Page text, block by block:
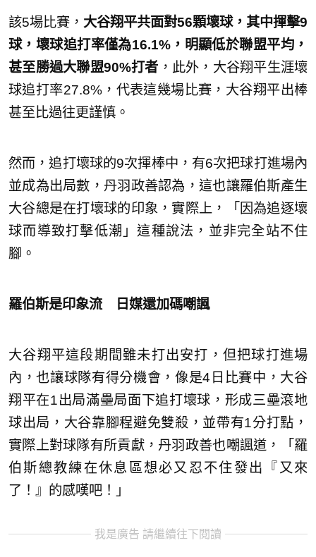
該5場比賽， 大谷翔平共面對56顆壞球，其中揮擊9
球，壞球追打率僅為16.1%，明顯低於聯盟平均，
甚至勝過大聯盟90%打者 ，此外，大谷翔平生涯壞
球追打率27.8%，代表這幾場比賽，大谷翔平出棒
甚至比過往更謹慎。
然而，追打壞球的9次揮棒中，有6次把球打進場內
並成為出局數，丹羽政善認為，這也讓羅伯斯產生
大谷總是在打壞球的印象，實際上，「因為追逐壞
球而導致打擊低潮」這種說法，並非完全站不住
腳。
羅伯斯是印象流 日媒還加碼嘲諷
大谷翔平這段期間雖未打出安打，但把球打進場
內，也讓球隊有得分機會，像是4日比賽中，大谷
翔平在1出局滿壘局面下追打壞球，形成三壘滾地
球出局，大谷靠腳程避免雙殺，並帶有1分打點，
實際上對球隊有所貢獻，丹羽政善也嘲諷道，「羅
伯斯總教練在休息區想必又忍不住發出『又來
了！』的感嘆吧！」
我是廣告 請繼續往下閱讀